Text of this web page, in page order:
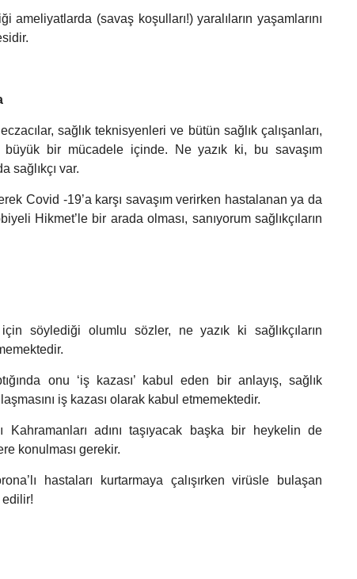
(savaş koşulları!) yaralıların yaşamlarını
sağlık teknisyenleri ve bütün sağlık çalışanları,
büyük bir mücadele içinde. Ne yazık ki, bu savaşım
sağlıkçı var.
Covid -19’a karşı savaşım verirken hastalanan ya da
Hikmet’le bir arada olması, sanıyorum sağlıkçıların
söylediği olumlu sözler, ne yazık ki sağlıkçıların
onu ‘iş kazası’ kabul eden bir anlayış, sağlık
iş kazası olarak kabul etmemektedir.
Kahramanları adını taşıyacak başka bir heykelin de
konulması gerekir.
hastaları kurtarmaya çalışırken virüsle bulaşan
edilir!